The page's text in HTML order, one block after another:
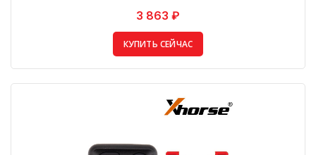
3 863 ₽
КУПИТЬ СЕЙЧАС